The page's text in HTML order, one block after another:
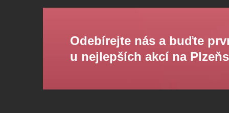
Odebírejte nás a buďte
u nejlepších akcí na